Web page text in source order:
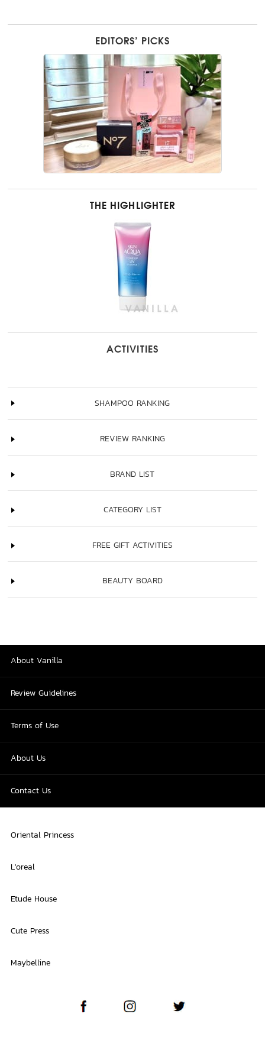
EDITORS’ PICKS
THE HIGHLIGHTER
ACTIVITIES
SHAMPOO RANKING
REVIEW RANKING
BRAND LIST
CATEGORY LIST
FREE GIFT ACTIVITIES
BEAUTY BOARD
About Vanilla
Review Guidelines
Terms of Use
About Us
Contact Us
Oriental Princess
L'oreal
Etude House
Cute Press
Maybelline